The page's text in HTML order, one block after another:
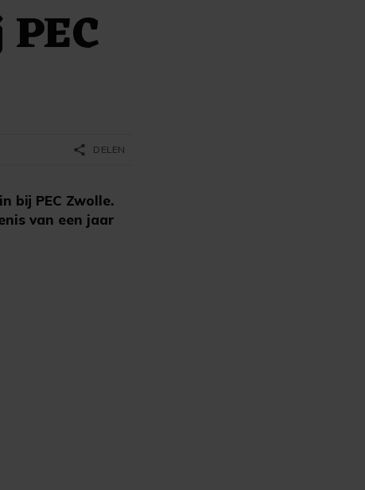
bij PEC Zwolle.
van een jaar
share DELEN